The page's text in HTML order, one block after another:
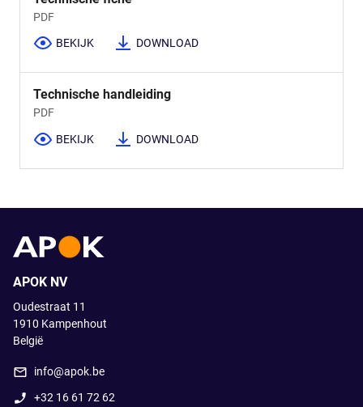
PDF
BEKIJK DOWNLOAD
Technische handleiding
PDF
BEKIJK DOWNLOAD
APOK NV
Oudestraat 11
1910 Kampenhout
België
info@apok.be
+32 16 61 72 62